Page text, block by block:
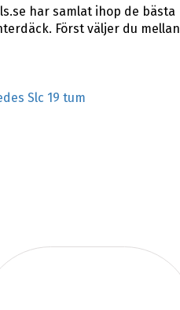
har samlat ihop de bästa
Först väljer du mellan
Slc 19 tum